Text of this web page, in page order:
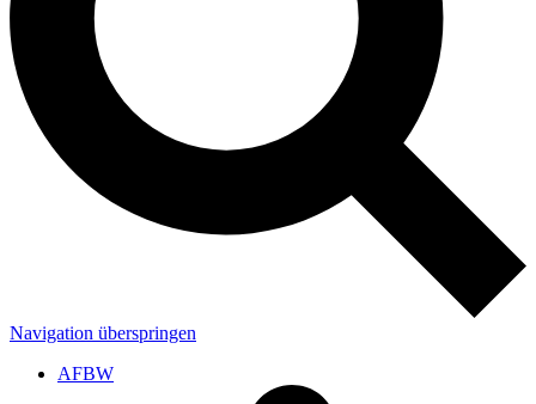
Navigation überspringen
AFBW